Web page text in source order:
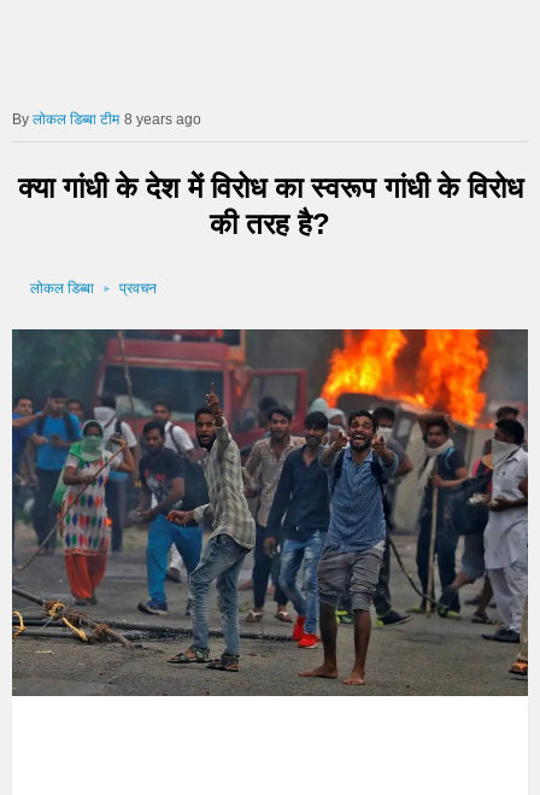
लोकल डिब्बा टीम 8 years ago
क्या गांधी के देश में विरोध का स्वरूप गांधी के विरोध
की तरह है?
लोकल डिब्बा प्रवचन